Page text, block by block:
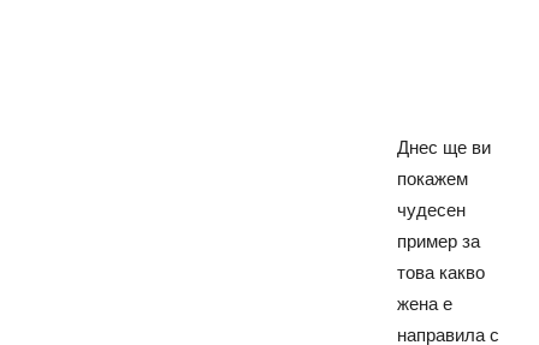
Днес ще ви
покажем
чудесен
пример за
това какво
жена е
направила с